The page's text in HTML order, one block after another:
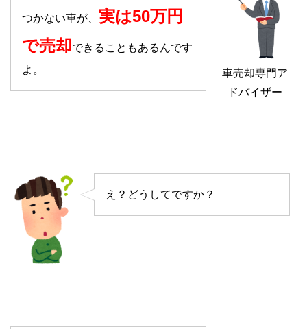
車売却専門ア
ドバイザー
つかない車が、 実は50万円
で売却できることもあるんです
よ。
え？どうしてですか？